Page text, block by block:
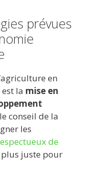
prévues
en
la mise en
conseil de la
les
de
juste pour